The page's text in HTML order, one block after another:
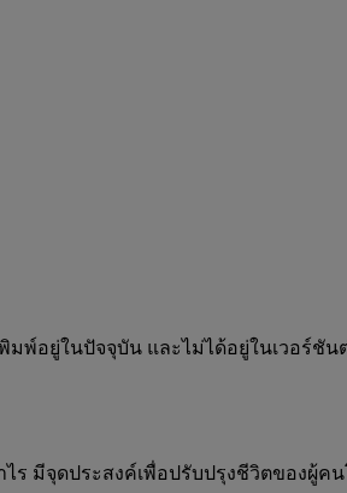
มพ์อยู่ในปัจจุบัน และไม่ได้อยู่ในเวอร์ชัน
ไร มีจุดประสงค์เพื่อปรับปรุงชีวิตของ